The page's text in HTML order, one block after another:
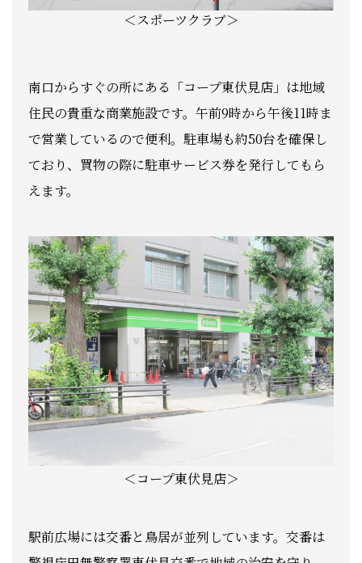
＜スポーツクラブ＞
南口からすぐの所にある「コープ東伏見店」は地域
住民の貴重な商業施設です。午前9時から午後11時ま
で営業しているので便利。駐車場も約50台を確保し
ており、買物の際に駐車サービス券を発行してもら
えます。
＜コープ東伏見店＞
駅前広場には交番と鳥居が並列しています。交番は